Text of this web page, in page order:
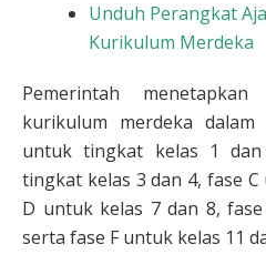
Unduh Perangkat
Kurikulum Merdeka
Pemerintah menetapkan
kurikulum merdeka
untuk tingkat kelas 1
tingkat kelas 3 dan 4, fase
D untuk kelas 7 dan 8,
serta fase F untuk kelas 11